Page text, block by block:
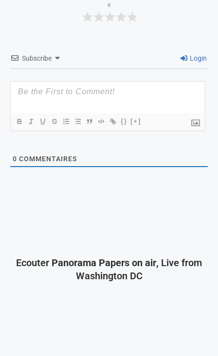
e
Subscribe Login
{} [+]
0 COMMENTAIRES
Ecouter Panorama Papers on air, Live from
Washington DC